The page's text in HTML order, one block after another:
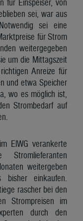
sei, war aus
sei eine
für Strom
weitergegeben
um die Mittagszeit
Anreize für
und etwa Speicher
wo es möglich ist,
Strombedarf auf
ElWG verankerte
Stromlieferanten
weitergeben
einkaufen.
rascher bei den
Strompreisen im
durch den